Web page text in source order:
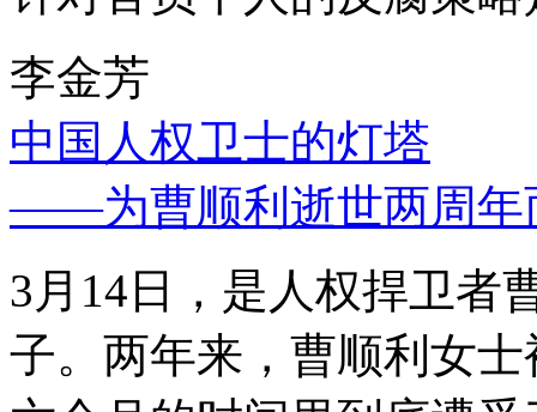
李金芳
中国人权卫士的灯塔
——为曹顺利逝世两周年
3月14日，是人权捍卫者
子。两年来，曹顺利女